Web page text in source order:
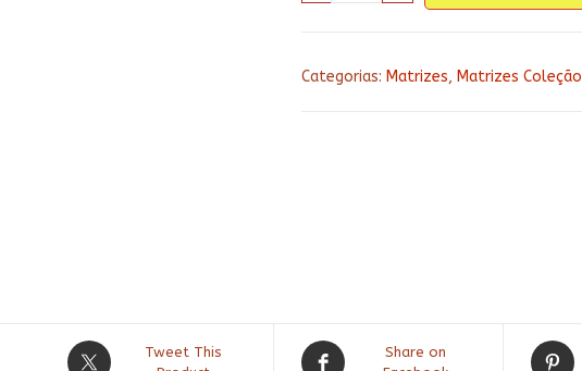
cozinha
Bules
Categorias: Matrizes, Matrizes Coleção
Tweet This
Share on